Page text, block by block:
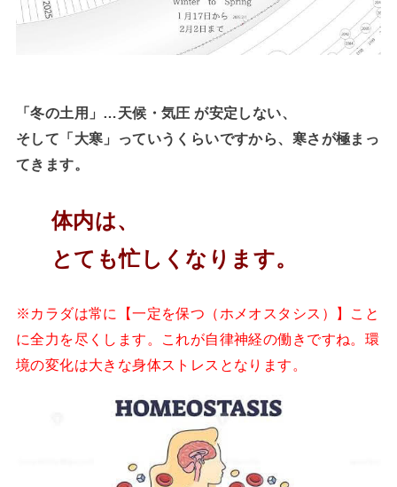
「冬の土用」…天候・気圧 が安定しない、
そして「大寒」っていうくらいですから、寒さが極まっ
てきます。
体内は、
とても忙しくなります。
※カラダは常に【一定を保つ（ホメオスタシス）】こと
に全力を尽くします。これが自律神経の働きですね。環
境の変化は大きな身体ストレスとなります。